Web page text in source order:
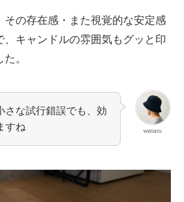
その存在感・また視覚的な安定感
、キャンドルの雰囲気もグッと印
。
wataru
さな試行錯誤でも、効
すね